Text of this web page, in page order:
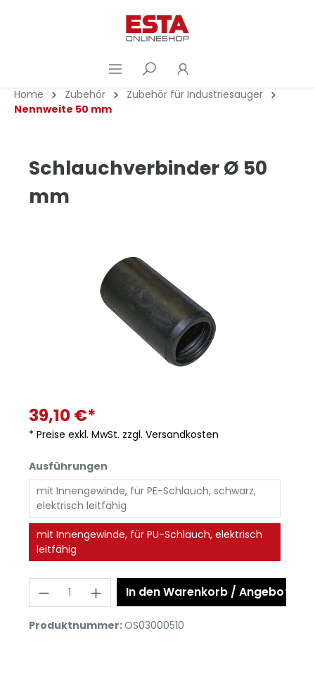
Home Zubehör
Zubehör für Industriesauger
Nennweite 50 mm
Schlauchverbinder Ø 50
mm
39,10 €*
* Preise exkl. MwSt. zzgl. Versandkosten
Ausführungen
mit Innengewinde, für PE-Schlauch, schwarz,
elektrisch leitfähig
mit Innengewinde, für PU-Schlauch, elektrisch
leitfähig
In den Warenkorb / Angebot
Produktnummer:OS03000510